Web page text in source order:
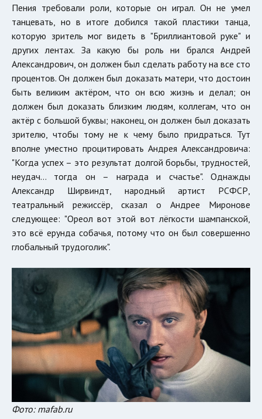
Пения требовали роли, которые он играл. Он не умел
танцевать, но в итоге добился такой пластики танца,
которую зритель мог видеть в "Бриллиантовой руке" и
других лентах. За какую бы роль ни брался Андрей
Александрович, он должен был сделать работу на все сто
процентов. Он должен был доказать матери, что достоин
быть великим актёром, что он всю жизнь и делал; он
должен был доказать близким людям, коллегам, что он
актёр с большой буквы; наконец, он должен был доказать
зрителю, чтобы тому не к чему было придраться. Тут
вполне уместно процитировать Андрея Александровича:
"Когда успех – это результат долгой борьбы, трудностей,
неудач… тогда он – награда и счастье". Однажды
Александр Ширвиндт, народный артист РСФСР,
театральный режиссёр, сказал о Андрее Миронове
следующее: "Ореол вот этой вот лёгкости шампанской,
это всё ерунда собачья, потому что он был совершенно
глобальный трудоголик".
Фото: mafab.ru